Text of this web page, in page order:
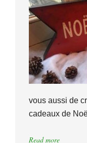
vous aussi de
cadeaux de
Read more